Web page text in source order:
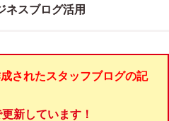
ネスブログ活用
されたスタッフブログの記
新しています！